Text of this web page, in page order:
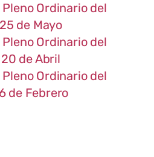
Ordinario del
25 de Mayo
Ordinario del
20 de Abril
Ordinario del
de Febrero